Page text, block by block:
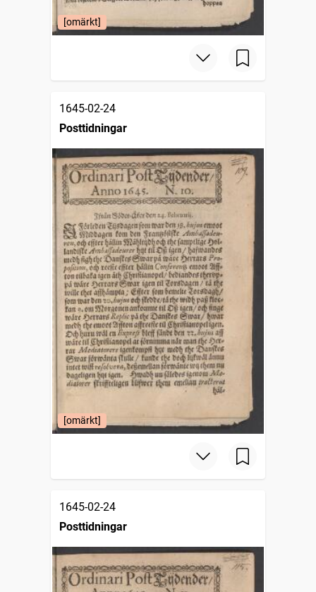
[omärkt]
1645-02-24
Posttidningar
[omärkt]
1645-02-24
Posttidningar